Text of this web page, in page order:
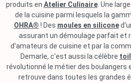
produits en Atelier Culinaire. Une
de la cuisine parmi lesquels la
OHRA® ! Des moules en silicone
assurant un démoulage parfait et
d'amateurs de cuisine et par la
Demarle, c'est aussi la célèbre
révolutionné le métier des boulangers
retrouve dans toutes les grandes